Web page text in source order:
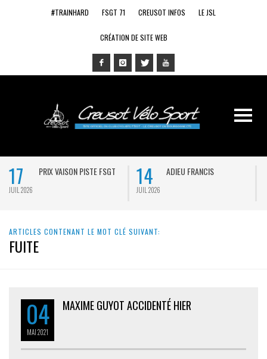
#TRAINHARD FSGT 71 CREUSOT INFOS LE JSL
CRÉATION DE SITE WEB
17
JUIL 2026
PRIX VAISON PISTE FSGT 14
JUIL 2026
ADIEU FRANCIS
ARTICLES CONTENANT LE MOT CLÉ SUIVANT:
FUITE
04
MAI2021
MAXIME GUYOT ACCIDENTÉ HIER